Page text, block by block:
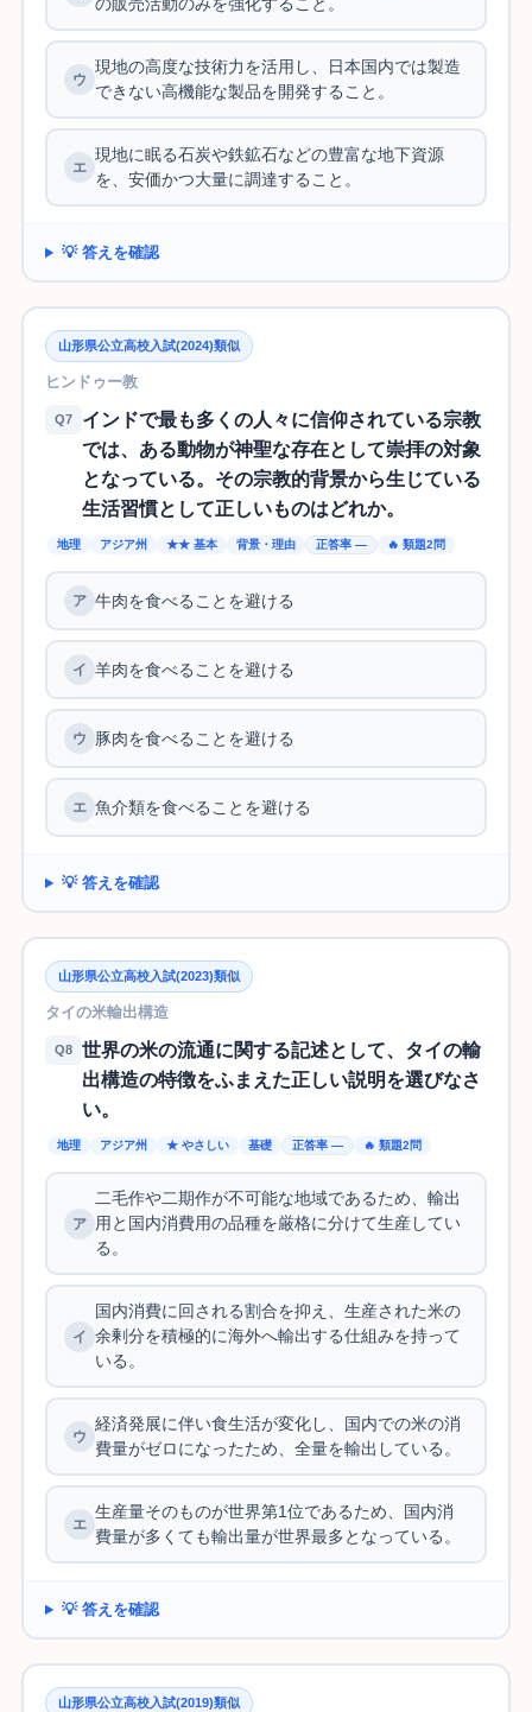
の販売活動のみを強化すること。
現地の高度な技術力を活用し、日本国内では製造
できない高機能な製品を開発すること。
現地に眠る石炭や鉄鉱石などの豊富な地下資源
を、安価かつ大量に調達すること。
💡 答えを確認
山形県公立高校入試(2024)類似
ヒンドゥー教
Q7
インドで最も多くの人々に信仰されている宗教
では、ある動物が神聖な存在として崇拝の対象
となっている。その宗教的背景から生じている
生活習慣として正しいものはどれか。
地理 アジア州 ★★ 基本 背景・理由 正答率 — 🔥 類題2問
牛肉を食べることを避ける
羊肉を食べることを避ける
豚肉を食べることを避ける
魚介類を食べることを避ける
💡 答えを確認
山形県公立高校入試(2023)類似
タイの米輸出構造
Q8
世界の米の流通に関する記述として、タイの輸
出構造の特徴をふまえた正しい説明を選びなさ
い。
地理 アジア州 ★ やさしい 基礎 正答率 — 🔥 類題2問
二毛作や二期作が不可能な地域であるため、輸出
用と国内消費用の品種を厳格に分けて生産してい
る。
国内消費に回される割合を抑え、生産された米の
余剰分を積極的に海外へ輸出する仕組みを持って
いる。
経済発展に伴い食生活が変化し、国内での米の消
費量がゼロになったため、全量を輸出している。
生産量そのものが世界第1位であるため、国内消
費量が多くても輸出量が世界最多となっている。
💡 答えを確認
山形県公立高校入試(2019)類似